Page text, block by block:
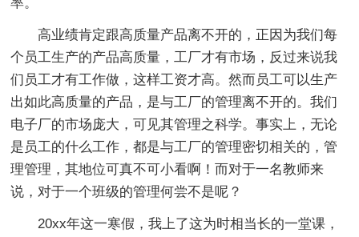
高业绩肯定跟高质量产品离不开的，正因为我们每
个员工生产的产品高质量，工厂才有市场，反过来说我
们员工才有工作做，这样工资才高。然而员工可以生产
出如此高质量的产品，是与工厂的管理离不开的。我们
电子厂的市场庞大，可见其管理之科学。事实上，无论
是员工的什么工作，都是与工厂的管理密切相关的，管
理管理，其地位可真不可小看啊！而对于一名教师来
说，对于一个班级的管理何尝不是呢？
20xx年这一寒假，我上了这为时相当长的一堂课，